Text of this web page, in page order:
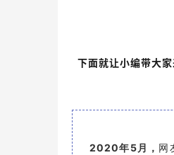
下面就让小编带大
2020年5月， 网